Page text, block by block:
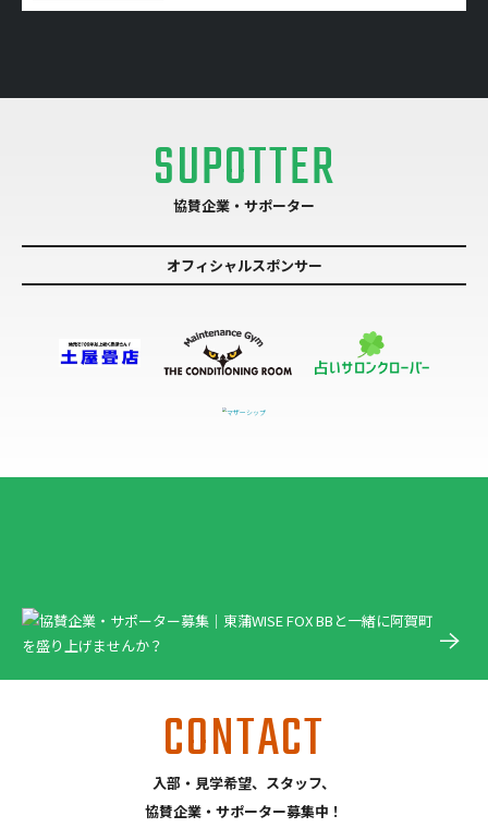
SUPOTTER
協賛企業・サポーター
オフィシャルスポンサー
CONTACT
入部・見学希望、スタッフ、
協賛企業・サポーター募集中！